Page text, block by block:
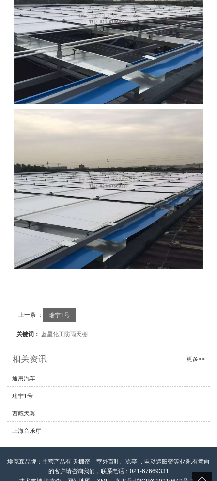
上一条 ： 瑞宁1号
关键词：蓝星化工防雨天棚
相关资讯 更多>>
通用汽车
瑞宁1号
西藏天翼
上海音乐厅
埃克森品牌：主营产品有 天棚帘
室外百叶、凉亭 ，电动遮阳帘等业务,有意向
的客户请咨询我们，联系电话：021-67669331